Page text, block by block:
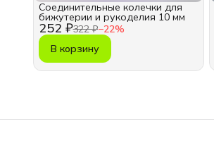
252 ₽322 ₽−22%
Соединительные колечки для
бижутерии и рукоделия 10 мм
В корзину